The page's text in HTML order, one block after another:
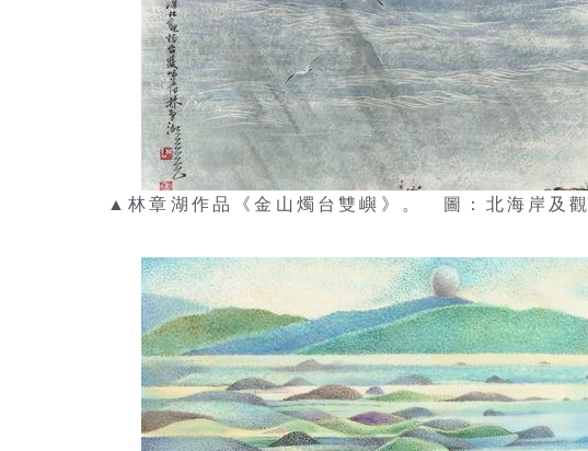
▲林章湖作品《金山燭台雙嶼》。 圖：北海岸及